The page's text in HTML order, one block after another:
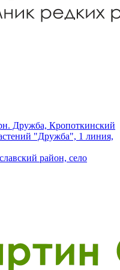
Дружба, Кропоткинский
"Дружба", 1 линия,
район, село